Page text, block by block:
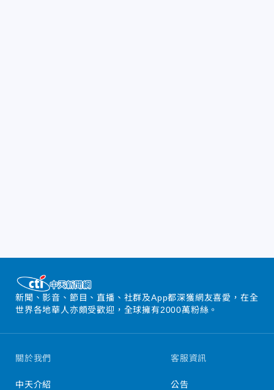
新聞、影音、節目、直播、社群及App都深獲網友喜愛，在全
世界各地華人亦頗受歡迎，全球擁有2000萬粉絲。
關於我們
中天介紹
客服資訊
公告